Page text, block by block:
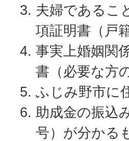
夫婦であるこ
項証明書（戸
事実上婚姻関
書（必要な方
ふじみ野市に
助成金の振込
号）が分かる